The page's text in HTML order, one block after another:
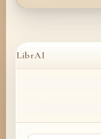
LibrAI